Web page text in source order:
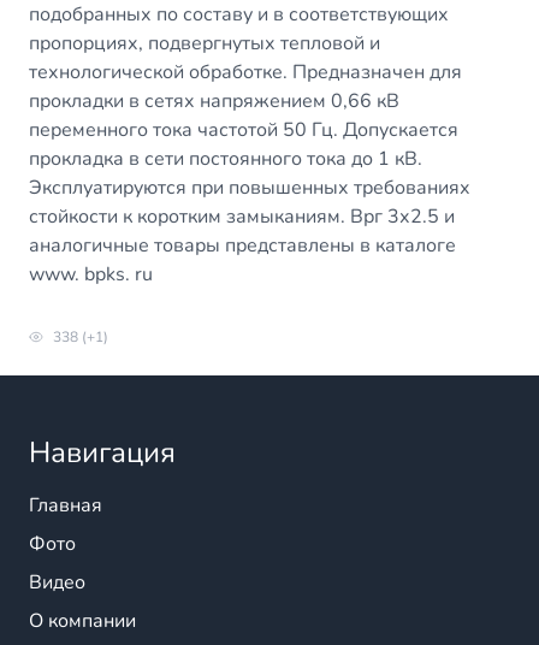
подобранных по составу и в соответствующих
пропорциях, подвергнутых тепловой и
технологической обработке. Предназначен для
прокладки в сетях напряжением 0,66 кВ
переменного тока частотой 50 Гц. Допускается
прокладка в сети постоянного тока до 1 кВ.
Эксплуатируются при повышенных требованиях
стойкости к коротким замыканиям. Врг 3х2.5 и
аналогичные товары представлены в каталоге
www. bpks. ru
338 (+1)
Навигация
Главная
Фото
Видео
О компании